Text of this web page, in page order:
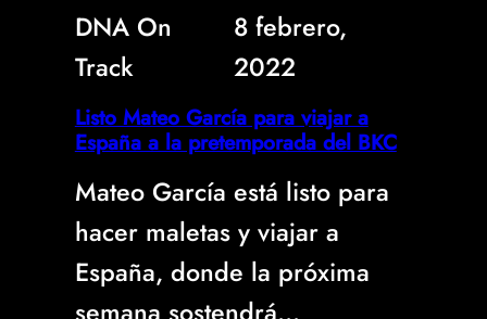
DNA On
Track
8 febrero,
2022
Listo Mateo García para viajar a
España a la pretemporada del BKC
Mateo García está listo para
hacer maletas y viajar a
España, donde la próxima